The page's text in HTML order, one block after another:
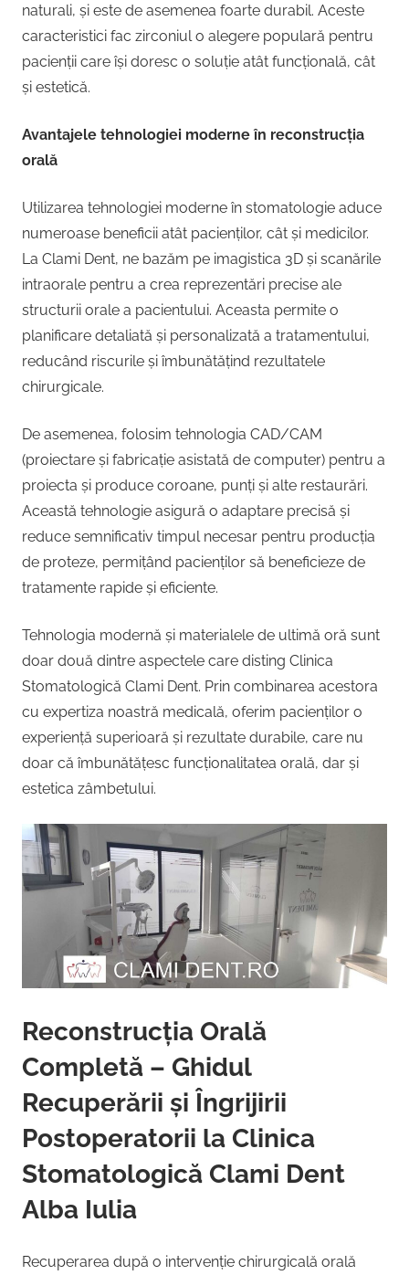
naturali, și este de asemenea foarte durabil. Aceste
caracteristici fac zirconiul o alegere populară pentru
pacienții care își doresc o soluție atât funcțională, cât
și estetică.
Avantajele tehnologiei moderne în reconstrucția
orală
Utilizarea tehnologiei moderne în stomatologie aduce
numeroase beneficii atât pacienților, cât și medicilor.
La Clami Dent, ne bazăm pe imagistica 3D și scanările
intraorale pentru a crea reprezentări precise ale
structurii orale a pacientului. Aceasta permite o
planificare detaliată și personalizată a tratamentului,
reducând riscurile și îmbunătățind rezultatele
chirurgicale.
De asemenea, folosim tehnologia CAD/CAM
(proiectare și fabricație asistată de computer) pentru a
proiecta și produce coroane, punți și alte restaurări.
Această tehnologie asigură o adaptare precisă și
reduce semnificativ timpul necesar pentru producția
de proteze, permițând pacienților să beneficieze de
tratamente rapide și eficiente.
Tehnologia modernă și materialele de ultimă oră sunt
doar două dintre aspectele care disting Clinica
Stomatologică Clami Dent. Prin combinarea acestora
cu expertiza noastră medicală, oferim pacienților o
experiență superioară și rezultate durabile, care nu
doar că îmbunătățesc funcționalitatea orală, dar și
estetica zâmbetului.
Reconstrucția Orală
Completă – Ghidul
Recuperării și Îngrijirii
Postoperatorii la Clinica
Stomatologică Clami Dent
Alba Iulia
Recuperarea după o intervenție chirurgicală orală